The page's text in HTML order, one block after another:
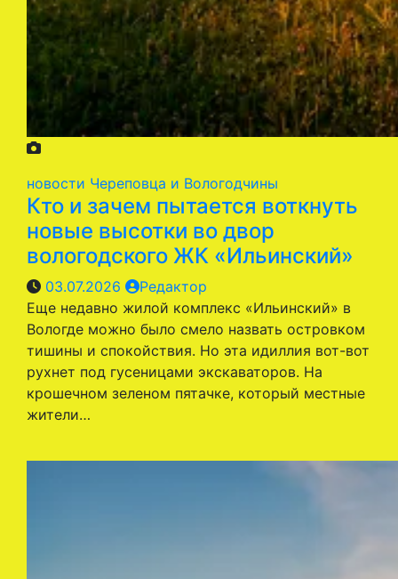
новости Череповца и Вологодчины
Кто и зачем пытается воткнуть
новые высотки во двор
вологодского ЖК «Ильинский»
03.07.2026
Редактор
Еще недавно жилой комплекс «Ильинский» в
Вологде можно было смело назвать островком
тишины и спокойствия. Но эта идиллия вот-вот
рухнет под гусеницами экскаваторов. На
крошечном зеленом пятачке, который местные
жители…